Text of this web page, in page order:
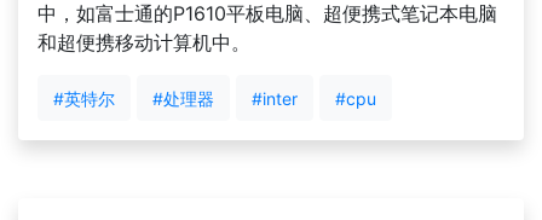
中，如富士通的P1610平板电脑、超便携式笔记本电脑
和超便携移动计算机中。
#英特尔 #处理器 #inter #cpu